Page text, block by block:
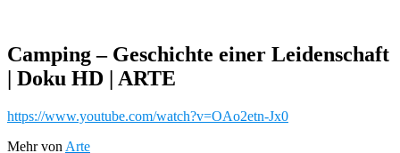
Camping – Geschichte einer Leidenschaft
| Doku HD | ARTE
https://www.youtube.com/watch?v=OAo2etn-Jx0
Mehr von Arte